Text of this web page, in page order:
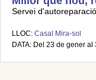
Servei
LLOC: Casal Mira-sol
DATA: Del 23 de gener